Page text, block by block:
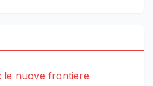
le nuove frontiere